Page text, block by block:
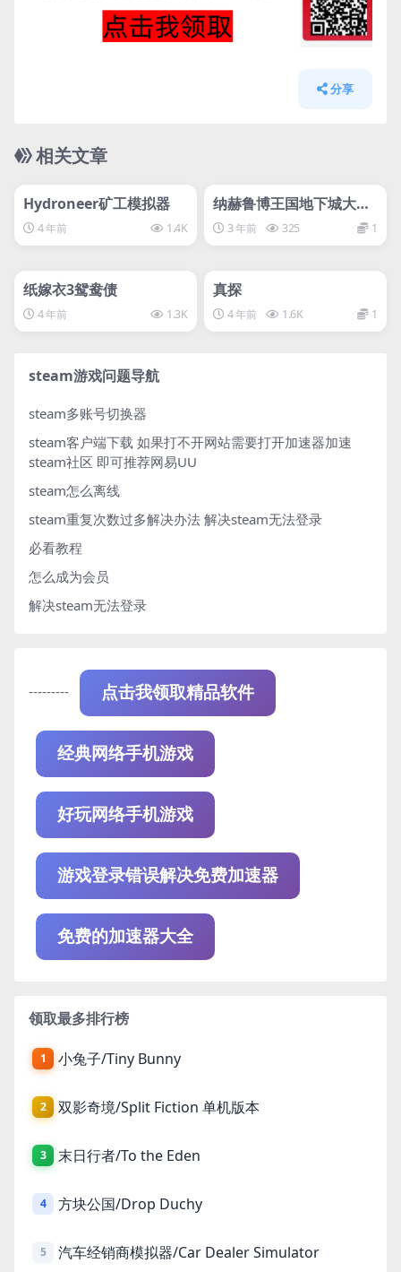
分享
相关文章
svip专属
Hydroneer矿工模拟器
4 年前 1.4K
svip专属
纳赫鲁博王国地下城大师/
Naheulbeuk’s Dungeo
n Master
3 年前 325 1
离线游戏平台别问
纸嫁衣3鸳鸯债
4 年前 1.3K
真探
4 年前 1.6K 1
steam游戏问题导航
steam多账号切换器
steam客户端下载 如果打不开网站需要打开加速器加速
steam社区 即可推荐网易UU
steam怎么离线
steam重复次数过多解决办法 解决steam无法登录
必看教程
怎么成为会员
解决steam无法登录
--------- 点击我领取精品软件
经典网络手机游戏
好玩网络手机游戏
游戏登录错误解决免费加速器
免费的加速器大全
领取最多排行榜
1 小兔子/Tiny Bunny
2 双影奇境/Split Fiction 单机版本
3 末日行者/To the Eden
4 方块公国/Drop Duchy
5 汽车经销商模拟器/Car Dealer Simulator